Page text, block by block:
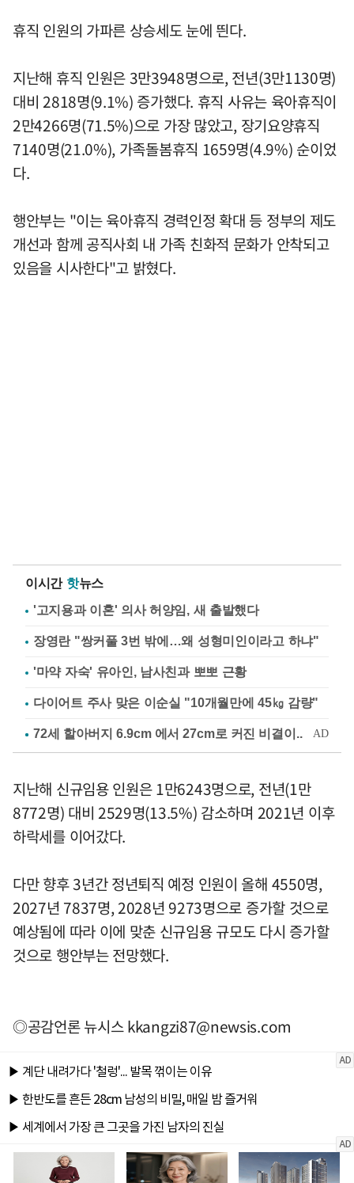
휴직 인원의 가파른 상승세도 눈에 띈다.
지난해 휴직 인원은 3만3948명으로, 전년(3만1130명)
대비 2818명(9.1%) 증가했다. 휴직 사유는 육아휴직이
2만4266명(71.5%)으로 가장 많았고, 장기요양휴직
7140명(21.0%), 가족돌봄휴직 1659명(4.9%) 순이었
다.
행안부는 "이는 육아휴직 경력인정 확대 등 정부의 제도
개선과 함께 공직사회 내 가족 친화적 문화가 안착되고
있음을 시사한다"고 밝혔다.
이시간 핫뉴스
'고지용과 이혼' 의사 허양임, 새 출발했다
장영란 "쌍커풀 3번 밖에…왜 성형미인이라고 하냐"
'마약 자숙' 유아인, 남사친과 뽀뽀 근황
다이어트 주사 맞은 이순실 "10개월만에 45㎏ 감량"
지난해 신규임용 인원은 1만6243명으로, 전년(1만
8772명) 대비 2529명(13.5%) 감소하며 2021년 이후
하락세를 이어갔다.
다만 향후 3년간 정년퇴직 예정 인원이 올해 4550명,
2027년 7837명, 2028년 9273명으로 증가할 것으로
예상됨에 따라 이에 맞춘 신규임용 규모도 다시 증가할
것으로 행안부는 전망했다.
◎공감언론 뉴시스kkangzi87@newsis.com